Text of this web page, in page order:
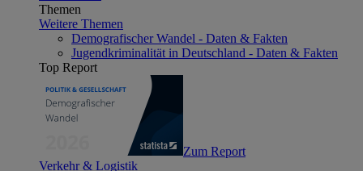
Themen
Weitere Themen
Demografischer Wandel - Daten & Fakten
Jugendkriminalität in Deutschland - Daten & Fakten
Top Report
Zum Report
Verkehr & Logistik